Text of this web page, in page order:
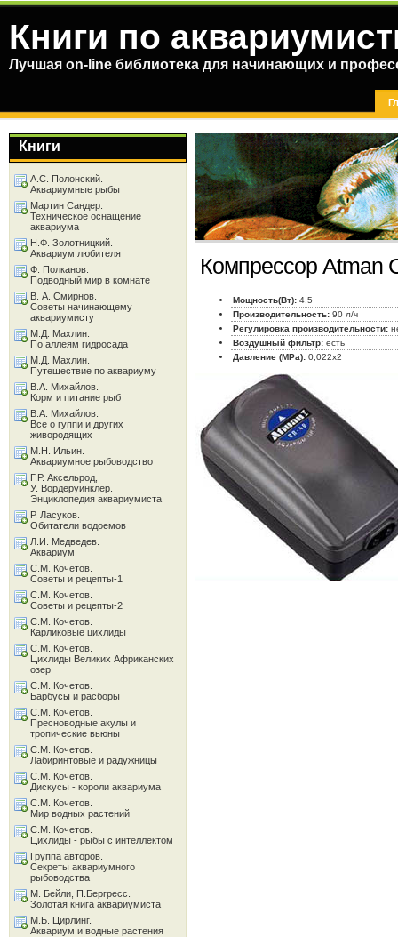
Книги по
Лучшая on-line библиотека для начинающих и
Компрессор Atman
Мощность(Вт): 4,5
Производительность: 90 л/ч
Регулировка производительности:
Воздушный фильтр: есть
Давление (МРа): 0,022x2
Книги
А.С. Полонский.
Аквариумные рыбы
Мартин Сандер.
Техническое оснащение
аквариума
Н.Ф. Золотницкий.
Аквариум любителя
Ф. Полканов.
Подводный мир в комнате
В. А. Смирнов.
Советы начинающему
аквариумисту
М.Д. Махлин.
По аллеям гидросада
М.Д. Махлин.
Путешествие по аквариуму
В.А. Михайлов.
Корм и питание рыб
В.А. Михайлов.
Все о гуппи и других
живородящих
М.Н. Ильин.
Аквариумное рыбоводство
Г.Р. Аксельрод,
У. Вордеруинклер.
Энциклопедия аквариумиста
Р. Ласуков.
Обитатели водоемов
Л.И. Медведев.
Аквариум
С.М. Кочетов.
Советы и рецепты-1
С.М. Кочетов.
Советы и рецепты-2
С.М. Кочетов.
Карликовые цихлиды
С.М. Кочетов.
Цихлиды Великих Африканских
озер
С.М. Кочетов.
Барбусы и расборы
С.М. Кочетов.
Пресноводные акулы и
тропические вьюны
С.М. Кочетов.
Лабиринтовые и радужницы
С.М. Кочетов.
Дискусы - короли аквариума
С.М. Кочетов.
Мир водных растений
С.М. Кочетов.
Цихлиды - рыбы с интеллектом
Группа авторов.
Секреты аквариумного
рыбоводства
М. Бейли, П.Бергресс.
Золотая книга аквариумиста
М.Б. Цирлинг.
Аквариум и водные растения